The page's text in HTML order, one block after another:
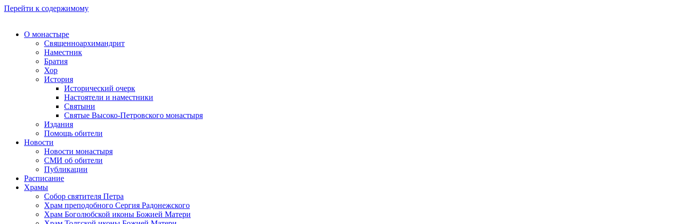
Перейти к содержимому
О монастыре
Священноархимандрит
Наместник
Братия
Хор
История
Исторический очерк
Настоятели и наместники
Святыни
Святые Высоко-Петровского монастыря
Издания
Помощь обители
Новости
Новости монастыря
СМИ об обители
Публикации
Расписание
Храмы
Собор святителя Петра
Храм преподобного Сергия Радонежского
Храм Боголюбской иконы Божией Матери